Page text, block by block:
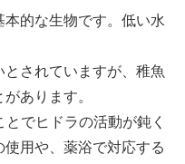
本的な生物です。低い水
とされていますが、稚魚
あります。
でヒドラの活動が鈍く
用や、薬浴で対応する